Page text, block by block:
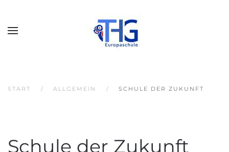
START ALLGEMEIN SCHULE DER ZUKUNFT
Schule der Zukunft